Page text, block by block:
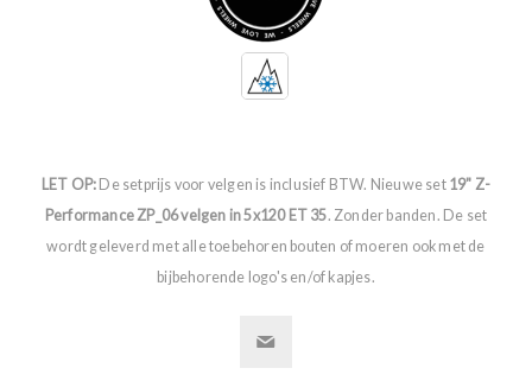
LET OP: De setprijs voor velgen is inclusief BTW. Nieuwe set 19" Z-
Performance ZP_06 velgen in 5x120 ET 35. Zonder banden. De set
wordt geleverd met alle toebehoren bouten of moeren ook met de
bijbehorende logo's en/of kapjes.